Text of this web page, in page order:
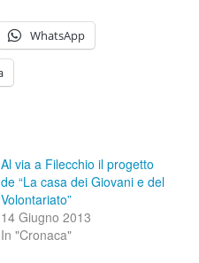
WhatsApp
Al via a Filecchio il progetto
de “La casa dei Giovani e del
Volontariato”
14 Giugno 2013
In "Cronaca"